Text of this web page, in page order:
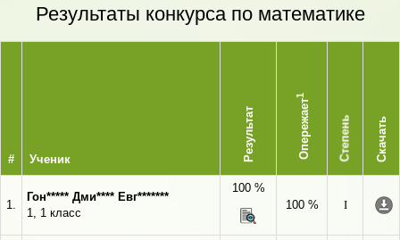
Результаты конкурса по математике
# Ученик Результат Опережает
1
Степень Скачать
1.
Гон***** Дми**** Евг*******
1, 1 класс
100 %
100 %
I